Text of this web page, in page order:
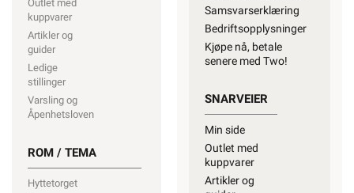
Outlet med
kuppvarer
Artikler og
guider
Ledige
stillinger
Varsling og
Åpenhetsloven
ROM / TEMA
Hyttetorget
Samsvarserklæring
Bedriftsopplysninger
Kjøpe nå, betale
senere med Two!
SNARVEIER
Min side
Outlet med
kuppvarer
Artikler og